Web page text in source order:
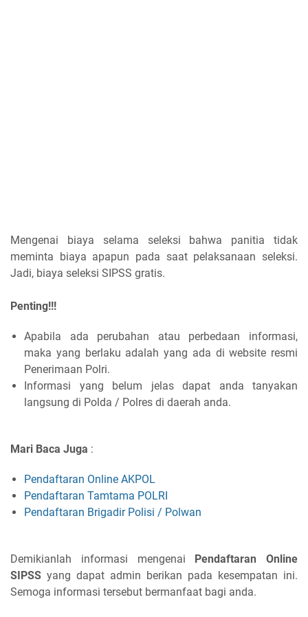
Mengenai biaya selama seleksi bahwa panitia tidak
meminta biaya apapun pada saat pelaksanaan seleksi.
Jadi, biaya seleksi SIPSS gratis.
Penting!!!
Apabila ada perubahan atau perbedaan informasi,
maka yang berlaku adalah yang ada di website resmi
Penerimaan Polri.
Informasi yang belum jelas dapat anda tanyakan
langsung di Polda / Polres di daerah anda.
Mari Baca Juga :
Pendaftaran Online AKPOL
Pendaftaran Tamtama POLRI
Pendaftaran Brigadir Polisi / Polwan
Demikianlah informasi mengenai Pendaftaran Online
SIPSS yang dapat admin berikan pada kesempatan ini.
Semoga informasi tersebut bermanfaat bagi anda.